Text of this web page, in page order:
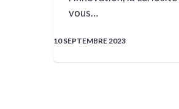
vous…
10 SEPTEMBRE 2023